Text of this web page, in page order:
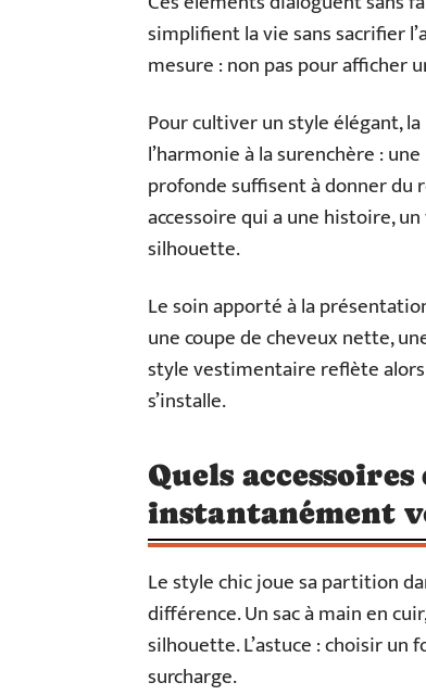
simplifient la vie sans sacrifier
mesure : non pas pour afficher
Pour cultiver un style élégant,
l’harmonie à la surenchère :
profonde suffisent à donner du
accessoire qui a une histoire,
silhouette.
Le soin apporté à la
une coupe de cheveux nette,
style vestimentaire reflète
s’installe.
Quels
instantanément
Le style chic joue sa partition
différence. Un sac à main en
silhouette. L’astuce : choisir un
surcharge.